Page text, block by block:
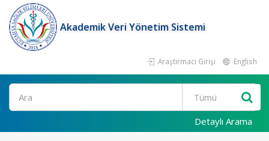
Akademik Veri Yönetim Sistemi
Araştırmacı Girişi English
Ara
Detaylı Arama